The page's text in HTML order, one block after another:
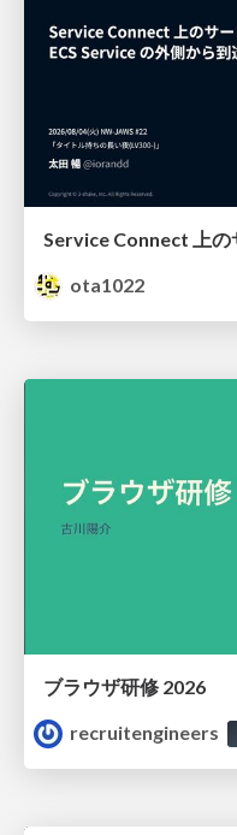
ota1022
ブラウザ研修 2026
recruitengineers